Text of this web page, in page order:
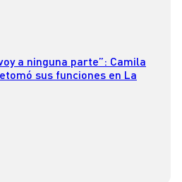
a ninguna parte”: Camila
sus funciones en La